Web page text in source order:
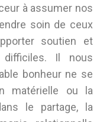
à assumer nos
soin de ceux
soutien et
Il nous
bonheur ne se
matérielle ou la
le partage, la